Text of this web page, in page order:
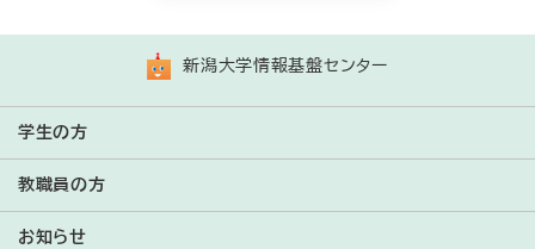
新潟大学情報基盤センター
学生の方
教職員の方
お知らせ